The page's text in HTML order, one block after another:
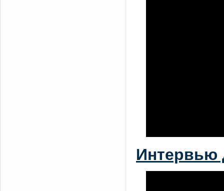
Интервью